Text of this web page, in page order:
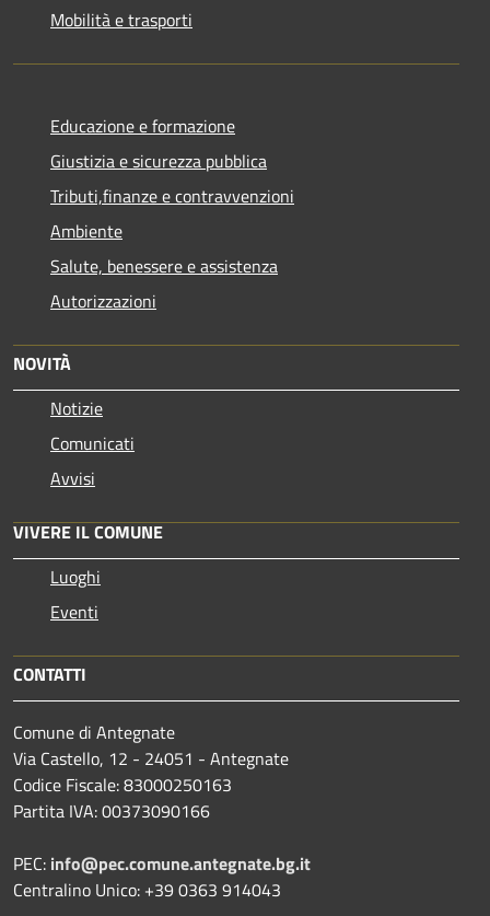
Mobilità e trasporti
Educazione e formazione
Giustizia e sicurezza pubblica
Tributi,finanze e contravvenzioni
Ambiente
Salute, benessere e assistenza
Autorizzazioni
NOVITÀ
Notizie
Comunicati
Avvisi
VIVERE IL COMUNE
Luoghi
Eventi
CONTATTI
Comune di Antegnate
Via Castello, 12 - 24051 - Antegnate
Codice Fiscale: 83000250163
Partita IVA: 00373090166
PEC: info@pec.comune.antegnate.bg.it
Centralino Unico: +39 0363 914043